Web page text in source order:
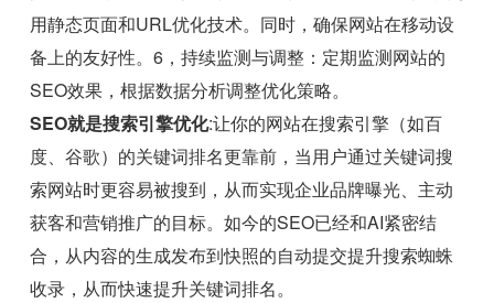
用静态页面和URL优化技术。同时，确保网站在移动设
备上的友好性。6，持续监测与调整：定期监测网站的
SEO效果，根据数据分析调整优化策略。
SEO就是搜索引擎优化:让你的网站在搜索引擎（如百
度、谷歌）的关键词排名更靠前，当用户通过关键词搜
索网站时更容易被搜到，从而实现企业品牌曝光、主动
获客和营销推广的目标。如今的SEO已经和AI紧密结
合，从内容的生成发布到快照的自动提交提升搜索蜘蛛
收录，从而快速提升关键词排名。